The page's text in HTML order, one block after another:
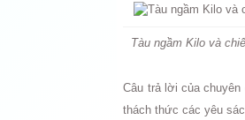
Tàu ngầm Kilo và
Câu trả lời của chuyên
thách thức các yêu